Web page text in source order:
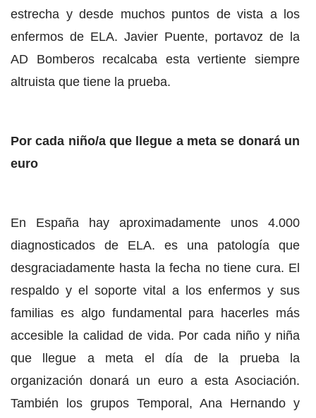
estrecha y desde muchos puntos de vista a los
enfermos de ELA. Javier Puente, portavoz de la
AD Bomberos recalcaba esta vertiente siempre
altruista que tiene la prueba.
Por cada niño/a que llegue a meta se donará un
euro
En España hay aproximadamente unos 4.000
diagnosticados de ELA. es una patología que
desgraciadamente hasta la fecha no tiene cura. El
respaldo y el soporte vital a los enfermos y sus
familias es algo fundamental para hacerles más
accesible la calidad de vida. Por cada niño y niña
que llegue a meta el día de la prueba la
organización donará un euro a esta Asociación.
También los grupos Temporal, Ana Hernando y